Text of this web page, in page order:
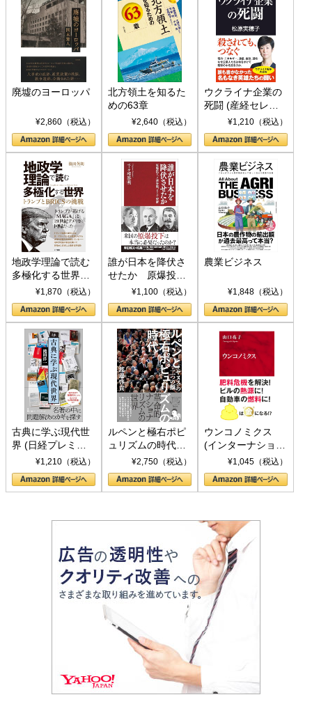
廃墟のヨーロッパ
¥2,860（税込）
北方領土を知るた
めの63章
¥2,640（税込）
ウクライナ企業の
死闘 (産経セレク
ト S 039)¥1,210（税込）
地政学理論で読む
多極化する世界：
トランプとBRICS
の挑戦
¥1,870（税込）
誰が日本を降伏さ
せたか 原爆投
下、ソ連参戦、そ
して聖断 (PHP新
書)
¥1,100（税込）
農業ビジネス
¥1,848（税込）
古典に学ぶ現代世
界 (日経プレミア
シリーズ)¥1,210（税込）
ルペンと極右ポピ
ュリズムの時代：
〈ヤヌス〉の二つ
の顔
¥2,750（税込）
ウンコノミクス
(インターナショナ
ル新書)¥1,045（税込）